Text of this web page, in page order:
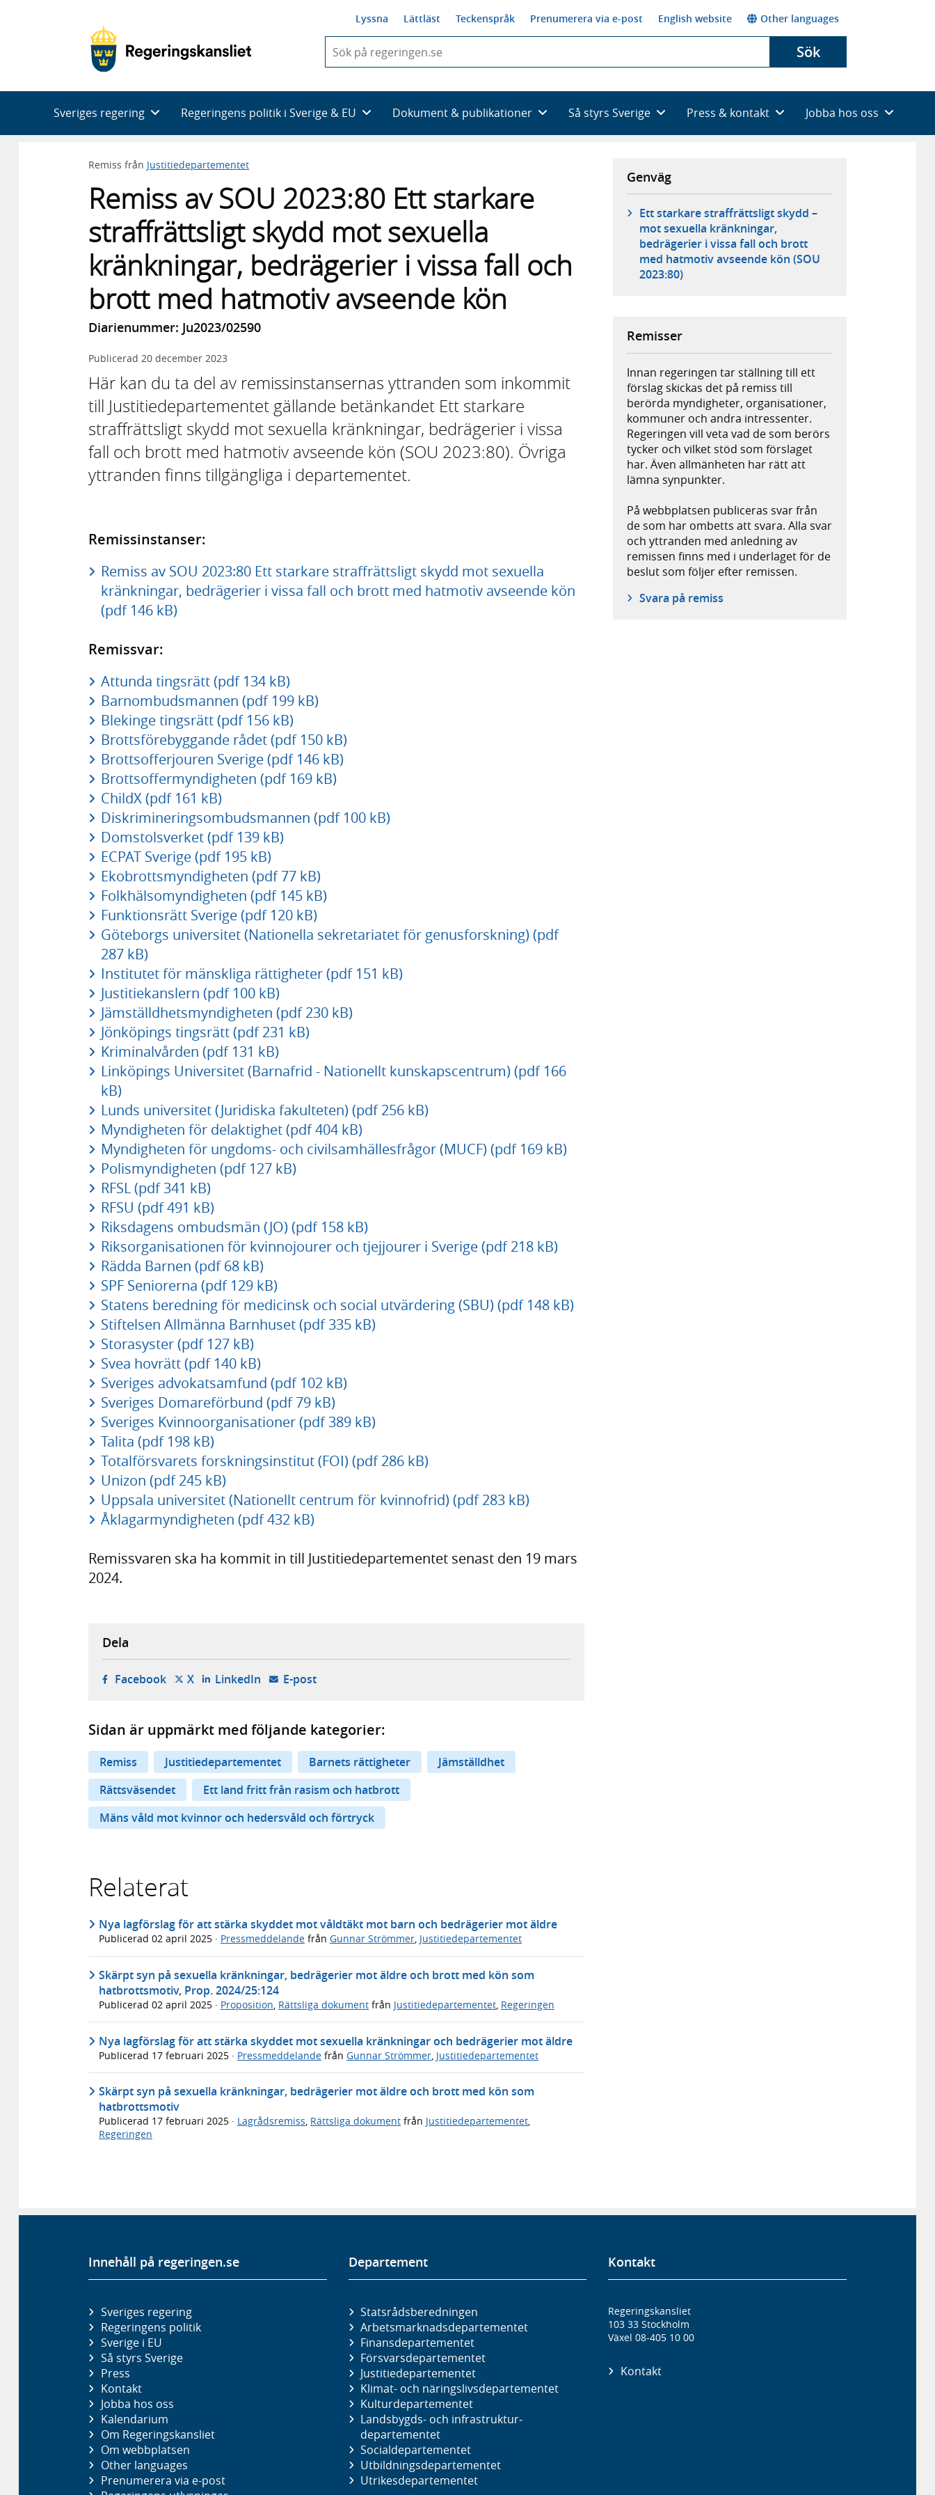
Lyssna Lättläst Teckenspråk Prenumerera via e-post English website Other languages
du
skriva
framträder
en
Sök
Sveriges regering Regeringens politik i Sverige & EU Dokument & publikationer Så styrs Sverige Press & kontakt Jobba hos oss
Remiss från Justitiedepartementet
Remiss av SOU 2023:80 Ett starkare
straffrättsligt skydd mot sexuella
kränkningar, bedrägerier i vissa fall och
brott med hatmotiv avseende kön
Diarienummer: Ju2023/02590
Publicerad 20 december 2023
Här kan du ta del av remissinstansernas yttranden som inkommit
till Justitiedepartementet gällande betänkandet Ett starkare
straffrättsligt skydd mot sexuella kränkningar, bedrägerier i vissa
fall och brott med hatmotiv avseende kön (SOU 2023:80). Övriga
yttranden finns tillgängliga i departementet.
Remissinstanser:
Remiss av SOU 2023:80 Ett starkare straffrättsligt skydd mot sexuella
kränkningar, bedrägerier i vissa fall och brott med hatmotiv avseende kön
(pdf 146 kB)
Remissvar:
Attunda tingsrätt (pdf 134 kB)
Barnombudsmannen (pdf 199 kB)
Blekinge tingsrätt (pdf 156 kB)
Brottsförebyggande rådet (pdf 150 kB)
Brottsofferjouren Sverige (pdf 146 kB)
Brottsoffermyndigheten (pdf 169 kB)
ChildX (pdf 161 kB)
Diskrimineringsombudsmannen (pdf 100 kB)
Domstolsverket (pdf 139 kB)
ECPAT Sverige (pdf 195 kB)
Ekobrottsmyndigheten (pdf 77 kB)
Folkhälsomyndigheten (pdf 145 kB)
Funktionsrätt Sverige (pdf 120 kB)
Göteborgs universitet (Nationella sekretariatet för genusforskning) (pdf
287 kB)
Institutet för mänskliga rättigheter (pdf 151 kB)
Justitiekanslern (pdf 100 kB)
Jämställdhetsmyndigheten (pdf 230 kB)
Jönköpings tingsrätt (pdf 231 kB)
Kriminalvården (pdf 131 kB)
Linköpings Universitet (Barnafrid - Nationellt kunskapscentrum) (pdf 166
kB)
Lunds universitet (Juridiska fakulteten) (pdf 256 kB)
Myndigheten för delaktighet (pdf 404 kB)
Myndigheten för ungdoms- och civilsamhällesfrågor (MUCF) (pdf 169 kB)
Polismyndigheten (pdf 127 kB)
RFSL (pdf 341 kB)
RFSU (pdf 491 kB)
Riksdagens ombudsmän (JO) (pdf 158 kB)
Riksorganisationen för kvinnojourer och tjejjourer i Sverige (pdf 218 kB)
Rädda Barnen (pdf 68 kB)
SPF Seniorerna (pdf 129 kB)
Statens beredning för medicinsk och social utvärdering (SBU) (pdf 148 kB)
Stiftelsen Allmänna Barnhuset (pdf 335 kB)
Storasyster (pdf 127 kB)
Svea hovrätt (pdf 140 kB)
Sveriges advokatsamfund (pdf 102 kB)
Sveriges Domareförbund (pdf 79 kB)
Sveriges Kvinnoorganisationer (pdf 389 kB)
Talita (pdf 198 kB)
Totalförsvarets forskningsinstitut (FOI) (pdf 286 kB)
Unizon (pdf 245 kB)
Uppsala universitet (Nationellt centrum för kvinnofrid) (pdf 283 kB)
Åklagarmyndigheten (pdf 432 kB)
Remissvaren ska ha kommit in till Justitiedepartementet senast den 19 mars
2024.
Genväg
Ett starkare straffrättsligt skydd –
mot sexuella kränkningar,
bedrägerier i vissa fall och brott
med hatmotiv avseende kön (SOU
2023:80)
Remisser
Innan regeringen tar ställning till ett
förslag skickas det på remiss till
berörda myndigheter, organisationer,
kommuner och andra intressenter.
Regeringen vill veta vad de som berörs
tycker och vilket stöd som förslaget
har. Även allmänheten har rätt att
lämna synpunkter.
På webbplatsen publiceras svar från
de som har ombetts att svara. Alla svar
och yttranden med anledning av
remissen finns med i underlaget för de
beslut som följer efter remissen.
Svara på remiss
Dela
Facebook- öppnas i ny flik, extern webbplats,
X- öppnas i ny flik, extern webbplats,
LinkedIn- öppnas i ny flik, extern webbplats,
E-post- öppnar din e-postklient,
Sidan är uppmärkt med följande kategorier:
Remiss Justitiedepartementet Barnets rättigheter
Jämställdhet
Rättsväsendet
Ett land fritt från rasism och hatbrott
Mäns våld mot kvinnor och hedersvåld och förtryck
Relaterat
Nya lagförslag för att stärka skyddet mot våldtäkt mot barn och bedrägerier mot äldre
Publicerad 02 april 2025 · Pressmeddelande från Gunnar Strömmer, Justitiedepartementet
Skärpt syn på sexuella kränkningar, bedrägerier mot äldre och brott med kön som
hatbrottsmotiv, Prop. 2024/25:124
Publicerad 02 april 2025 · Proposition, Rättsliga dokument från Justitiedepartementet, Regeringen
Nya lagförslag för att stärka skyddet mot sexuella kränkningar och bedrägerier mot äldre
Publicerad 17 februari 2025 · Pressmeddelande från Gunnar Strömmer Justitiedepartementet
Skärpt syn på sexuella kränkningar, bedrägerier mot äldre och brott med kön som
hatbrottsmotiv
Publicerad 17 februari 2025 · Lagrådsremiss, Rättsliga dokument från Justitiedepartementet,
Regeringen
Innehåll på regeringen.se
Sveriges regering
Regeringens politik
Sverige i EU
Så styrs Sverige
Press
Kontakt
Jobba hos oss
Kalendarium
Om Regeringskansliet
Om webbplatsen
Other languages
Prenumerera via e-post
Departement
Statsrådsberedningen
Arbetsmarknads­departementet
Finans­departementet
Försvars­departementet
Justitie­departementet
Klimat- och näringslivs­departementet
Kultur­departementet
Landsbygds- och infrastruktur­
departementet
Social­departementet
Utbildnings­departementet
Utrikes­departementet
Kontakt
Regeringskansliet
103 33 Stockholm
Växel 08-405 10 00
Kontakt